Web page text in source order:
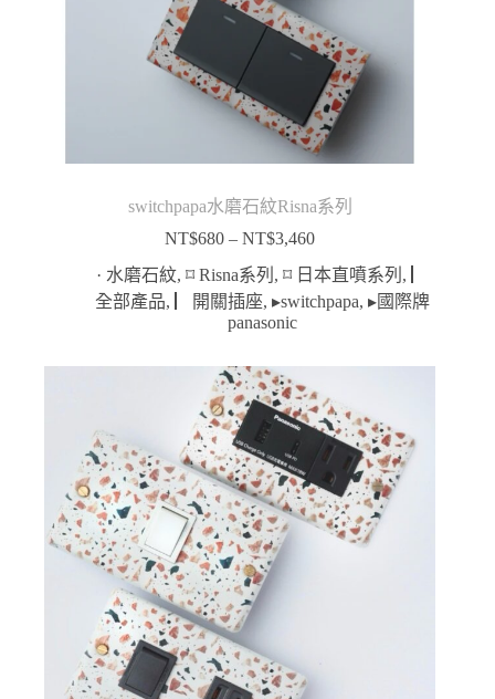
switchpapa水磨石紋Risna系列
NT$680 – NT$3,460價
格
範
NT$3,460
· 水磨石紋, ⌑ Risna系列 , ⌑ 日本直噴系列 ,
全部產品, ▏開關插座, ▸switchpapa, ▸國際牌
panasonic